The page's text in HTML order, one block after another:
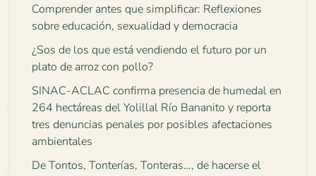
Comprender antes que simplificar: Reflexiones
sobre educación, sexualidad y democracia
¿Sos de los que está vendiendo el futuro por un
plato de arroz con pollo?
SINAC-ACLAC confirma presencia de humedal en
264 hectáreas del Yolillal Río Bananito y reporta
tres denuncias penales por posibles afectaciones
ambientales
De Tontos, Tonterías, Tonteras…, de hacerse el